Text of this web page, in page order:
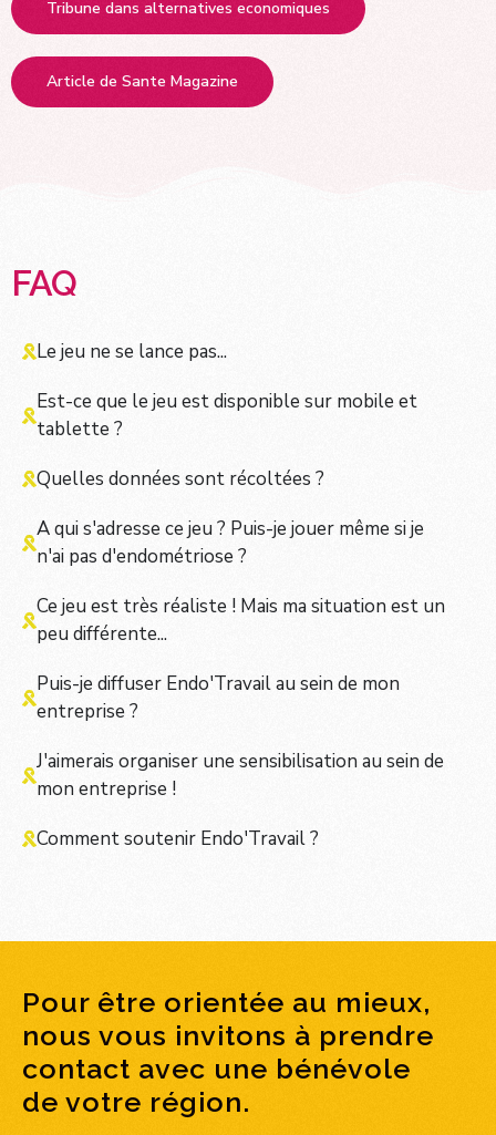
Tribune dans alternatives economiques
Article de Sante Magazine
FAQ
Le jeu ne se lance pas...
Est-ce que le jeu est disponible sur mobile et
tablette ?
Quelles données sont récoltées ?
A qui s'adresse ce jeu ? Puis-je jouer même si je
n'ai pas d'endométriose ?
Ce jeu est très réaliste ! Mais ma situation est un
peu différente...
Puis-je diffuser Endo'Travail au sein de mon
entreprise ?
J'aimerais organiser une sensibilisation au sein de
mon entreprise !
Comment soutenir Endo'Travail ?
Pour être orientée au mieux,
nous vous invitons à prendre
contact avec une bénévole
de votre région.